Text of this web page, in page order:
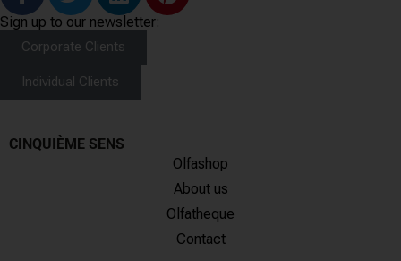
Sign up to our newsletter:
Corporate Clients
Individual Clients
CINQUIÈME SENS
Olfashop
About us
Olfatheque
Contact